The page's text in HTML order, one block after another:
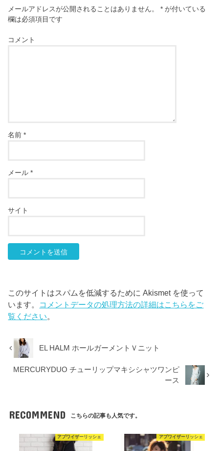
メールアドレスが公開されることはありません。 * が付いている
欄は必須項目です
コメント
名前*
メール*
サイト
このサイトはスパムを低減するために Akismet を使って
います。 コメントデータの処理方法の詳細はこちらをご
覧ください。
EL HALM ホールガーメントＶニット
MERCURYDUO チューリップマキシシャツワンピ
ース
RECOMMEND こちらの記事も人気です。
アプワイザーリッシェ アプワイザーリッシェ